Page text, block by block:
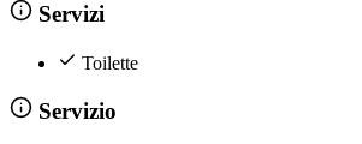
Servizi
Toilette
Servizio